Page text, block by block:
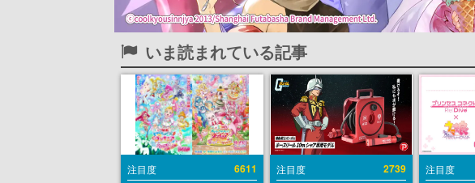
いま読まれている記事
注目度 6611 注目度 2739 注目度